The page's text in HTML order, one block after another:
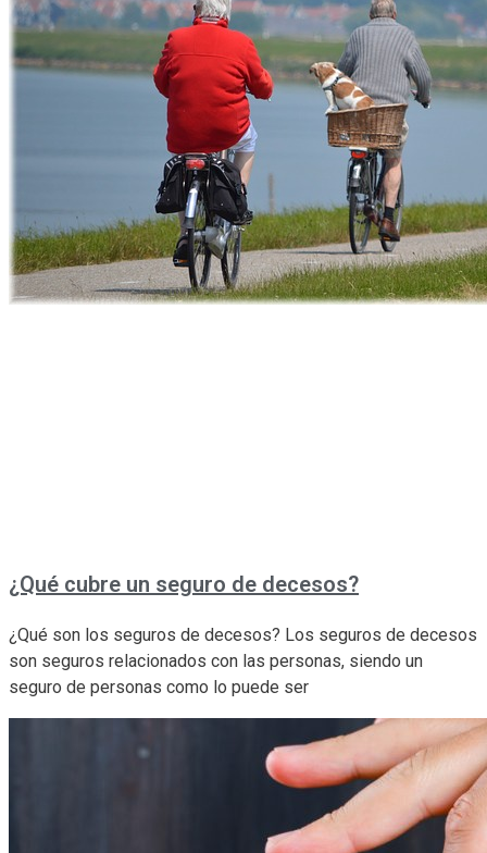
¿Qué cubre un seguro de decesos?
¿Qué son los seguros de decesos? Los seguros de decesos
son seguros relacionados con las personas, siendo un
seguro de personas como lo puede ser